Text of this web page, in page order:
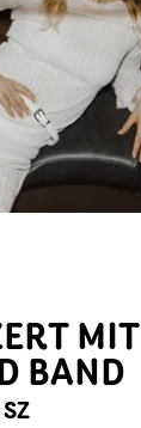
MIT
BAND